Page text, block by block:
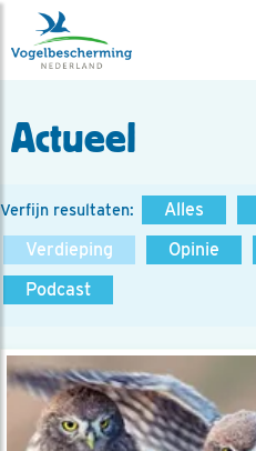
Actueel
Verfijn resultaten: Alles
Verdieping
Opinie
Podcast